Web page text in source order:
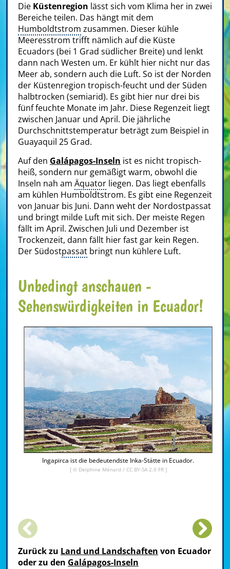
Die Küstenregion lässt sich vom Klima her in zwei
Bereiche teilen. Das hängt mit dem
Humboldtstrom zusammen. Dieser kühle
Meeresstrom trifft nämlich auf die Küste
Ecuadors (bei 1 Grad südlicher Breite) und lenkt
dann nach Westen um. Er kühlt hier nicht nur das
Meer ab, sondern auch die Luft. So ist der Norden
der Küstenregion tropisch-feucht und der Süden
halbtrocken (semiarid). Es gibt hier nur drei bis
fünf feuchte Monate im Jahr. Diese Regenzeit liegt
zwischen Januar und April. Die jährliche
Durchschnittstemperatur beträgt zum Beispiel in
Guayaquil 25 Grad.
Auf den Galápagos-Inseln ist es nicht tropisch-
heiß, sondern nur gemäßigt warm, obwohl die
Inseln nah am Äquator liegen. Das liegt ebenfalls
am kühlen Humboldtstrom. Es gibt eine Regenzeit
von Januar bis Juni. Dann weht der Nordostpassat
und bringt milde Luft mit sich. Der meiste Regen
fällt im April. Zwischen Juli und Dezember ist
Trockenzeit, dann fällt hier fast gar kein Regen.
Der Südostpassat bringt nun kühlere Luft.
Unbedingt anschauen -
Sehenswürdigkeiten in Ecuador!
Ingapirca ist die bedeutendste Inka-Stätte in Ecuador.
[ © Delphine Ménard / CC BY-SA 2.0 FR ]
Zurück zu Land und Landschaften von Ecuador
oder zu den Galápagos-Inseln